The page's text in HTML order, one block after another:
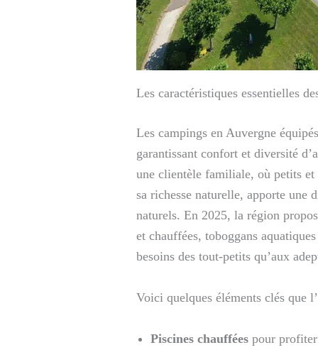
Les caractéristiques essentielles
Les campings en Auvergne
garantissant confort et diversité
une clientèle familiale, où petits et
sa richesse naturelle, apporte une
naturels. En 2025, la région
et chauffées, toboggans
besoins des tout-petits qu’aux
Voici quelques éléments clés que
Piscines chauffées pour